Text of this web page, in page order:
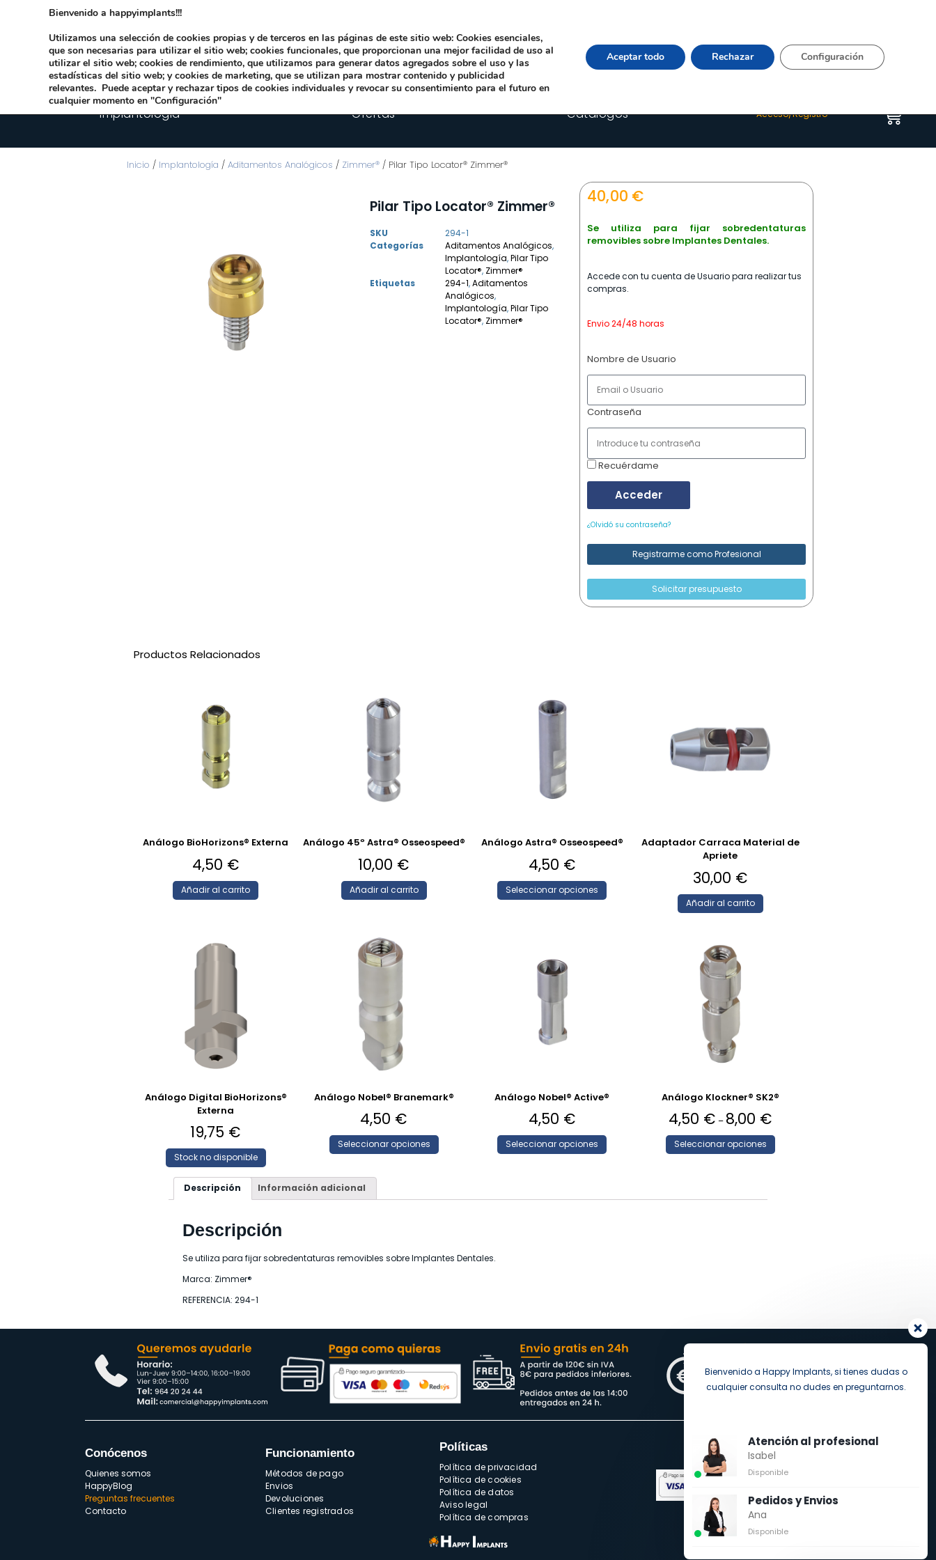
Dirección:
Quienes somos Happyblog Contacto
Implantologia Ofertas Catálogos Acceso/Registro
Inicio / Implantología / Aditamentos Analógicos / Zimmer® / Pilar Tipo Locator® Zimmer®
Pilar Tipo Locator® Zimmer®
SKU
294-1
Categorías
Aditamentos Analógicos,
Implantología,Pilar Tipo
Locator®, Zimmer®
Etiquetas
294-1,Aditamentos
Analógicos,
Implantología,Pilar Tipo
Locator®, Zimmer®
40,00 €
Se utiliza para fijar sobredentaturas
removibles sobre Implantes Dentales.
Accede con tu cuenta de Usuario para realizar tus
compras.
Envio 24/48 horas
Nombre de Usuario
Contraseña
Recuérdame
Acceder
¿Olvidó su contraseña?
Registrarme como Profesional
Solicitar presupuesto
Productos Relacionados
Análogo BioHorizons® Externa
4,50 €
Añadir al carrito
Análogo 45º Astra® Osseospeed®
10,00 €
Añadir al carrito
Análogo Astra® Osseospeed®
4,50 €
Seleccionar opciones
Adaptador Carraca Material de
Apriete
30,00 €
Añadir al carrito
Análogo Digital BioHorizons®
Externa
19,75 €
Stock no disponible
Análogo Nobel® Branemark®
4,50 €
Seleccionar opciones
Análogo Nobel® Active®
4,50 €
Seleccionar opciones
Análogo Klockner® SK2®
4,50 € – 8,00 €
Seleccionar opciones
Descripción Información adicional
Descripción
Se utiliza para fijar sobredentaturas removibles sobre Implantes Dentales.
Marca: Zimmer®
REFERENCIA: 294-1
Conócenos
Quienes somos
HappyBlog
Preguntas frecuentes
Contacto
Funcionamiento
Métodos de pago
Envios
Devoluciones
Clientes registrados
Políticas
Política de privacidad
Política de cookies
Política de datos
Aviso legal
Política de compras
Pago seguro
Bienvenido a happyimplants!!!
Utilizamos una selección de cookies propias y de terceros en las páginas de este sitio web: Cookies esenciales,
que son necesarias para utilizar el sitio web; cookies funcionales, que proporcionan una mejor facilidad de uso al
utilizar el sitio web; cookies de rendimiento, que utilizamos para generar datos agregados sobre el uso y las
estadísticas del sitio web; y cookies de marketing, que se utilizan para mostrar contenido y publicidad
relevantes. Puede aceptar y rechazar tipos de cookies individuales y revocar su consentimiento para el futuro en
cualquier momento en "Configuración"
Aceptar todo Rechazar Configuración
Bienvenido a Happy Implants, si tienes dudas o
cualquier consulta no dudes en preguntarnos.
Atención al profesional
Isabel
Disponible
Pedidos y Envios
Ana
Disponible